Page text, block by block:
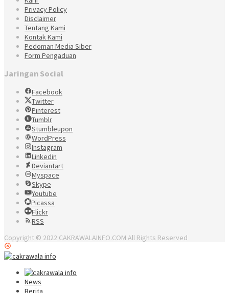
Privacy Policy
Disclaimer
Tentang Kami
Kontak Kami
Pedoman Media Siber
Form Pengaduan
Jaringan Social
Facebook
Twitter
Pinterest
Tumblr
Stumbleupon
WordPress
Instagram
Linkedin
Deviantart
Myspace
Skype
Youtube
Picassa
Flickr
RSS
Copyright © 2022 CAKRAWALAINFO.COM All Rights Reserved
News
Berita